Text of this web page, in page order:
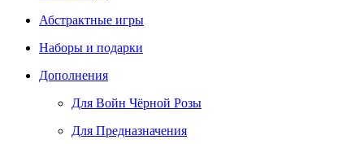
Абстрактные игры
Наборы и подарки
Дополнения
Для Войн Чёрной Розы
Для Предназначения